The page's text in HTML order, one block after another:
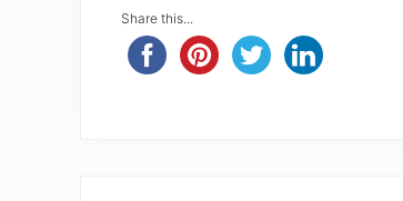
Share this...